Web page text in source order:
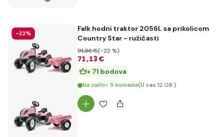
-22%
Falk hodni traktor 2056L sa prikolicom
Country Star - ružičasti
71,13 €
91,36 €(-22 %)
+ 71 bodova
Na zalihi> 5 komada(U vas 12.08.)